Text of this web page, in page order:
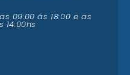
09:00 ás 18:00 e as